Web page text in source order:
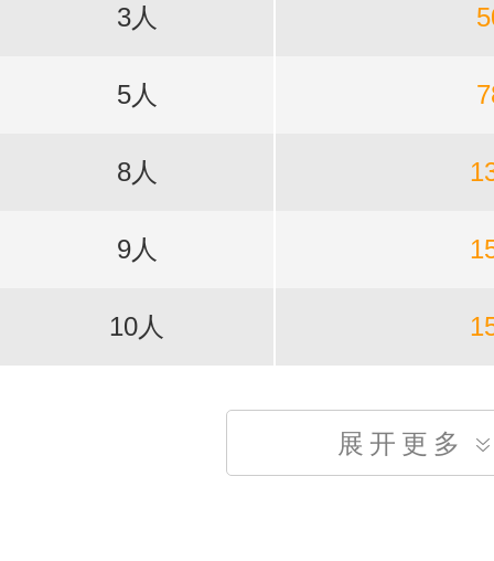
3人
5人
8人
9人
10人
展开更多